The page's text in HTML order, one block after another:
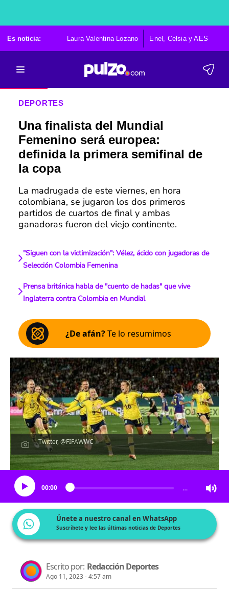
Es noticia: Laura Valentina Lozano Enel, Celsia y AES
DEPORTES
Una finalista del Mundial
Femenino será europea:
definida la primera semifinal de
la copa
La madrugada de este viernes, en hora
colombiana, se jugaron los dos primeros
partidos de cuartos de final y ambas
ganadoras fueron del viejo continente.
"Siguen con la victimización": Vélez, ácido con jugadoras de
Selección Colombia Femenina
Prensa británica habla de "cuento de hadas" que vive
Inglaterra contra Colombia en Mundial
¿De afán?Te lo resumimos
Twitter, @FIFAWWC
Escucha el artículo
00:00 …
Únete a nuestro canal en WhatsApp
Suscríbete y lee las últimas noticias de Deportes
Escrito por: Redacción Deportes
Ago 11, 2023 - 4:57 am